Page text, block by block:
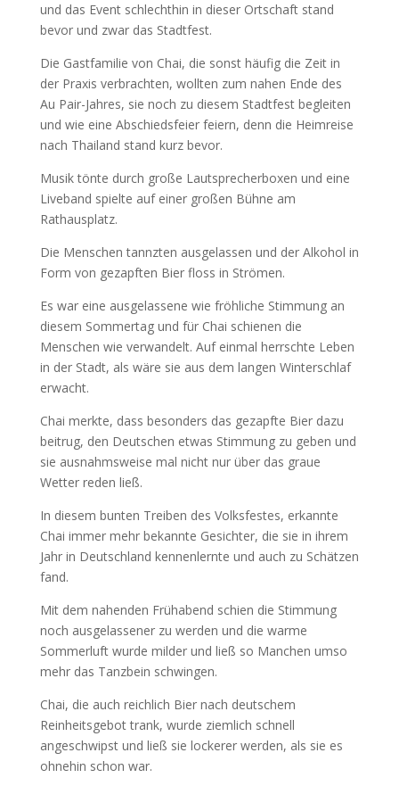
und das Event schlechthin in dieser Ortschaft stand
bevor und zwar das Stadtfest.
Die Gastfamilie von Chai, die sonst häufig die Zeit in
der Praxis verbrachten, wollten zum nahen Ende des
Au Pair-Jahres, sie noch zu diesem Stadtfest begleiten
und wie eine Abschiedsfeier feiern, denn die Heimreise
nach Thailand stand kurz bevor.
Musik tönte durch große Lautsprecherboxen und eine
Liveband spielte auf einer großen Bühne am
Rathausplatz.
Die Menschen tannzten ausgelassen und der Alkohol in
Form von gezapften Bier floss in Strömen.
Es war eine ausgelassene wie fröhliche Stimmung an
diesem Sommertag und für Chai schienen die
Menschen wie verwandelt. Auf einmal herrschte Leben
in der Stadt, als wäre sie aus dem langen Winterschlaf
erwacht.
Chai merkte, dass besonders das gezapfte Bier dazu
beitrug, den Deutschen etwas Stimmung zu geben und
sie ausnahmsweise mal nicht nur über das graue
Wetter reden ließ.
In diesem bunten Treiben des Volksfestes, erkannte
Chai immer mehr bekannte Gesichter, die sie in ihrem
Jahr in Deutschland kennenlernte und auch zu Schätzen
fand.
Mit dem nahenden Frühabend schien die Stimmung
noch ausgelassener zu werden und die warme
Sommerluft wurde milder und ließ so Manchen umso
mehr das Tanzbein schwingen.
Chai, die auch reichlich Bier nach deutschem
Reinheitsgebot trank, wurde ziemlich schnell
angeschwipst und ließ sie lockerer werden, als sie es
ohnehin schon war.